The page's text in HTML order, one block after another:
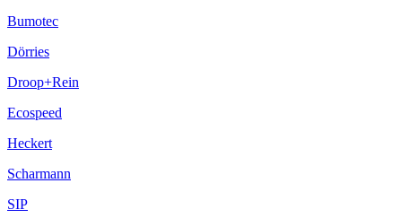
Bumotec
Dörries
Droop+Rein
Ecospeed
Heckert
Scharmann
SIP